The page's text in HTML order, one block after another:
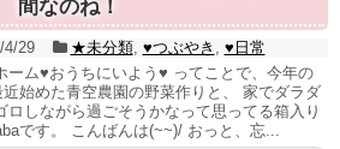
間なのね！
4/29 ★未分類, ♥つぶやき
♥日常
ーム♥おうちにいよう♥ ってことで、今年の
近始めた青空農園の野菜作りと、 家でダラダ
ロしながら過ごそうかなって思ってる箱入り
です。 こんばんは(~~)/ おっと、忘...